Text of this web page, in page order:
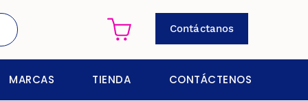
Contáctanos
MARCAS TIENDA CONTÁCTENOS